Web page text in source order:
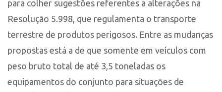
para colher sugestões referentes a alterações na
Resolução 5.998, que regulamenta o transporte
terrestre de produtos perigosos. Entre as mudanças
propostas está a de que somente em veículos com
peso bruto total de até 3,5 toneladas os
equipamentos do conjunto para situações de